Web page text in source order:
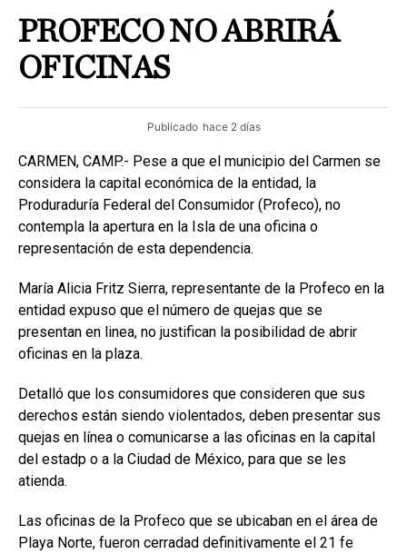
PROFECO NO ABRIRÁ
OFICINAS
Publicado hace 2 días
CARMEN, CAMP.- Pese a que el municipio del Carmen se
considera la capital económica de la entidad, la
Produraduría Federal del Consumidor (Profeco), no
contempla la apertura en la Isla de una oficina o
representación de esta dependencia.
María Alicia Fritz Sierra, representante de la Profeco en la
entidad expuso que el número de quejas que se
presentan en linea, no justifican la posibilidad de abrir
oficinas en la plaza.
Detalló que los consumidores que consideren que sus
derechos están siendo violentados, deben presentar sus
quejas en línea o comunicarse a las oficinas en la capital
del estadp o a la Ciudad de México, para que se les
atienda.
Las oficinas de la Profeco que se ubicaban en el área de
Playa Norte, fueron cerradad definitivamente el 21 fe